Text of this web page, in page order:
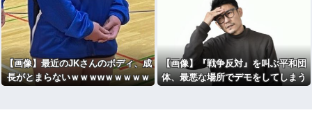
【画像】最近のJKさんのボディ、成
長がとまらないｗｗｗwｗｗｗｗｗ
【画像】『戦争反対』を叫ぶ平和団
体、最悪な場所でデモをしてしまう